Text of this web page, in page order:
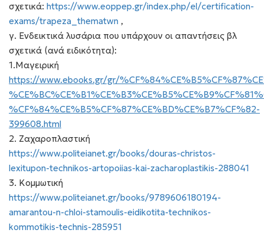
σχετικά: https://www.eoppep.gr/index.php/el/certification-
exams/trapeza_thematwn ,
γ. Ενδεικτικά λυσάρια που υπάρχουν οι απαντήσεις βλ
σχετικά (ανά ειδικότητα):
1.Μαγειρική
https://www.ebooks.gr/gr/
%CF%84%CE%B5%CF%87%CE%BD%CE%B7%CF%82-
399608.html
2. Ζαχαροπλαστική
https://www.politeianet.gr/books/douras-christos-
lexitupon-technikos-artopoiias-kai-zacharoplastikis-288041
3. Κομμωτική
https://www.politeianet.gr/books/9789606180194-
amarantou-n-chloi-stamoulis-eidikotita-technikos-
kommotikis-technis-285951